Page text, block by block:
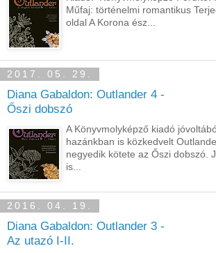
Műfaj: történelmi romantikus
oldal A Korona ész...
2017. 05. 29.
Diana Gabaldon: Outlander 4 -
Őszi dobszó
A Könyvmolyképző kiadó
hazánkban is közkedvelt
negyedik kötete az Őszi dobszó.
is...
2016. 04. 19.
Diana Gabaldon: Outlander 3 -
Az utazó I-II.